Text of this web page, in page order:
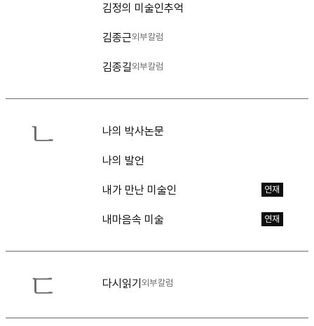
김정의 미술인추억
김종근외부칼럼
김종길외부칼럼
ㄴ 나의 박사논문
나의 발언
내가 만난 미술인 연재
내마음속 미술 연재
ㄷ 다시읽기외부칼럼